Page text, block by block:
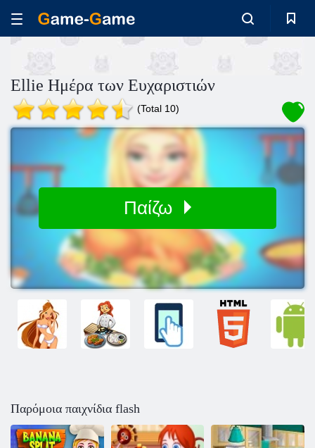
Ellie Ημέρα των Ευχαριστιών
(Total 10)
Παίζω
Παρόμοια παιχνίδια flash